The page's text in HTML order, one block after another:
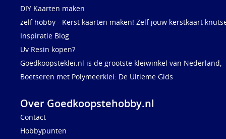
DIY Kaarten maken
zelf hobby - Kerst kaarten maken! Zelf jouw kerstkaart
Inspiratie Blog
Uv Resin kopen?
Goedkoopsteklei.nl is de grootste kleiwinkel van Nederland,
Boetseren met Polymeerklei: De Ultieme Gids
Over Goedkoopstehobby.nl
Contact
Hobbypunten